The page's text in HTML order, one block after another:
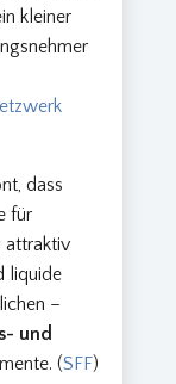
kleiner
dass
für
attraktiv
liquide
–
und
(SFF)